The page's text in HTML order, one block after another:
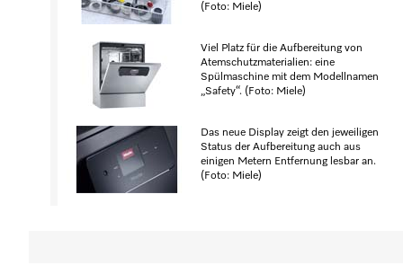
(Foto: Miele)
Viel Platz für die Aufbereitung von
Atemschutzmaterialien: eine
Spülmaschine mit dem Modellnamen
„Safety“. (Foto: Miele)
Das neue Display zeigt den jeweiligen
Status der Aufbereitung auch aus
einigen Metern Entfernung lesbar an.
(Foto: Miele)